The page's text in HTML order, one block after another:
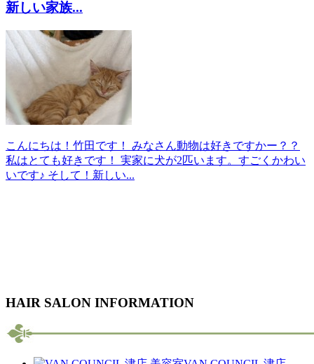
新しい家族...
こんにちは！竹田です！ みなさん動物は好きですかー？？
私はとても好きです！ 実家に犬が2匹います。すごくかわい
いです♪ そして！新しい...
HAIR SALON INFORMATION